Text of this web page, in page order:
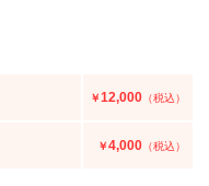
￥12,000 （税込）
￥4,000 （税込）